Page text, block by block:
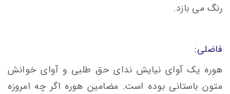
رنگ می بازد.
فاضلی:
هوره یک آوای نیایش ندای حق طلبی و آوای خوانش
متون باستانی بوده است. مضامین هوره اگر چه امروزه